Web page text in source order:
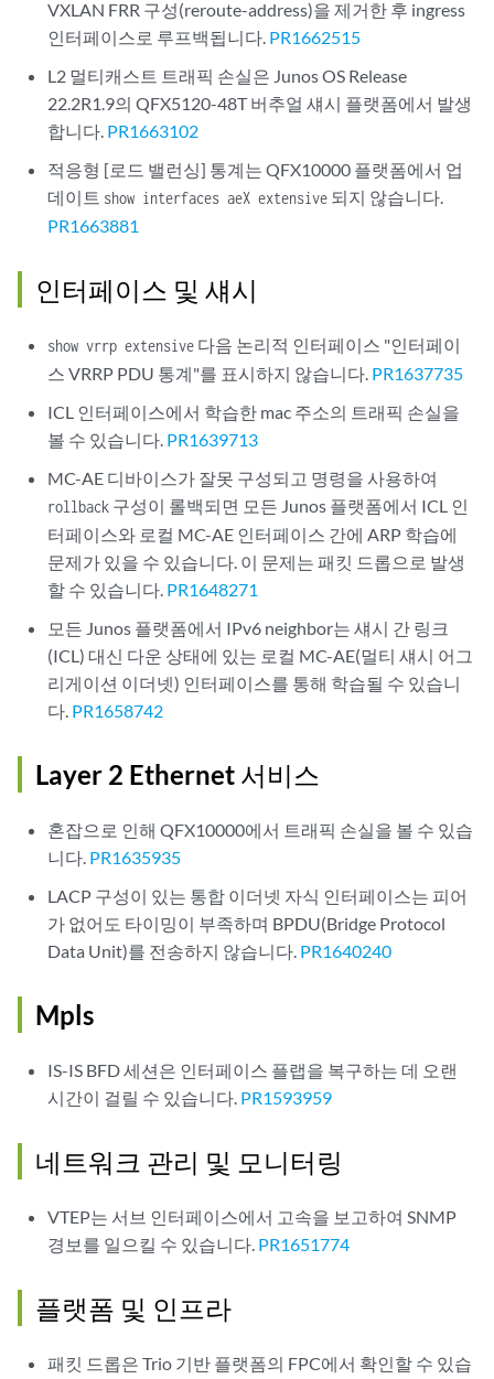
VXLAN FRR 구성(reroute-address)을 제거한 후 ingress
인터페이스로 루프백됩니다. PR1662515
L2 멀티캐스트 트래픽 손실은 Junos OS Release
22.2R1.9의 QFX5120-48T 버추얼 섀시 플랫폼에서 발생
합니다. PR1663102
적응형 [로드 밸런싱] 통계는 QFX10000 플랫폼에서 업
데이트 show interfaces aeX extensive 되지 않습니다.
PR1663881
인터페이스 및 섀시
show vrrp extensive 다음 논리적 인터페이스 "인터페이
스 VRRP PDU 통계"를 표시하지 않습니다. PR1637735
ICL 인터페이스에서 학습한 mac 주소의 트래픽 손실을
볼 수 있습니다. PR1639713
MC-AE 디바이스가 잘못 구성되고 명령을 사용하여
rollback 구성이 롤백되면 모든 Junos 플랫폼에서 ICL 인
터페이스와 로컬 MC-AE 인터페이스 간에 ARP 학습에
문제가 있을 수 있습니다. 이 문제는 패킷 드롭으로 발생
할 수 있습니다. PR1648271
모든 Junos 플랫폼에서 IPv6 neighbor는 섀시 간 링크
(ICL) 대신 다운 상태에 있는 로컬 MC-AE(멀티 섀시 어그
리게이션 이더넷) 인터페이스를 통해 학습될 수 있습니
다. PR1658742
Layer 2 Ethernet 서비스
혼잡으로 인해 QFX10000에서 트래픽 손실을 볼 수 있습
니다. PR1635935
LACP 구성이 있는 통합 이더넷 자식 인터페이스는 피어
가 없어도 타이밍이 부족하며 BPDU(Bridge Protocol
Data Unit)를 전송하지 않습니다. PR1640240
Mpls
IS-IS BFD 세션은 인터페이스 플랩을 복구하는 데 오랜
시간이 걸릴 수 있습니다. PR1593959
네트워크 관리 및 모니터링
VTEP는 서브 인터페이스에서 고속을 보고하여 SNMP
경보를 일으킬 수 있습니다. PR1651774
플랫폼 및 인프라
패킷 드롭은 Trio 기반 플랫폼의 FPC에서 확인할 수 있습